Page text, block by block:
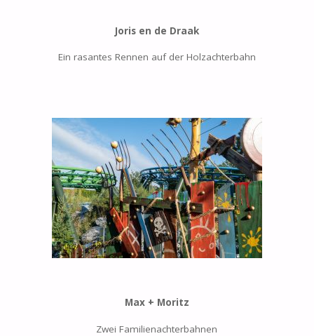
Joris en de Draak
Ein rasantes Rennen auf der Holzachterbahn
Max + Moritz
Zwei Familienachterbahnen